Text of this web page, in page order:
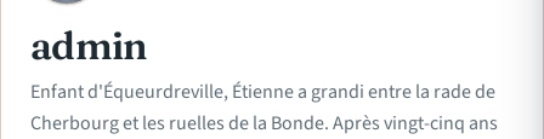
admin
Enfant d'Équeurdreville, Étienne a grandi entre la rade de
Cherbourg et les ruelles de la Bonde. Après vingt-cinq ans